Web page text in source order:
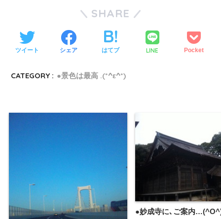
SHARE
ツイート シェア はてブ LINE Pocket
CATEGORY : ●景色は最高 .(*^ε^*)
●妙成寺に､ご案内